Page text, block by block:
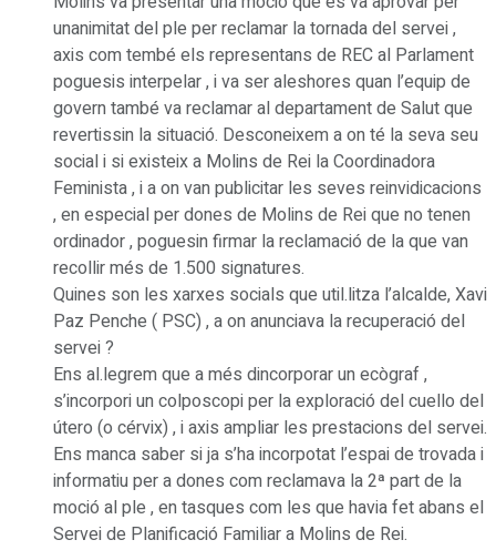
unanimitat del ple per reclamar la tornada del servei ,
axis com tembé els representans de REC al Parlament
poguesis interpelar , i va ser aleshores quan l’equip de
govern també va reclamar al departament de Salut que
revertissin la situació. Desconeixem a on té la seva seu
social i si existeix a Molins de Rei la Coordinadora
Feminista , i a on van publicitar les seves reinvidicacions
, en especial per dones de Molins de Rei que no tenen
ordinador , poguesin firmar la reclamació de la que van
recollir més de 1.500 signatures.
Quines son les xarxes socials que util.litza l’alcalde, Xavi
Paz Penche ( PSC) , a on anunciava la recuperació del
servei ?
Ens al.legrem que a més dincorporar un ecògraf ,
s’incorpori un colposcopi per la exploració del cuello del
útero (o cérvix) , i axis ampliar les prestacions del servei.
Ens manca saber si ja s’ha incorpotat l’espai de trovada i
informatiu per a dones com reclamava la 2ª part de la
moció al ple , en tasques com les que havia fet abans el
Servei de Planificació Familiar a Molins de Rei.